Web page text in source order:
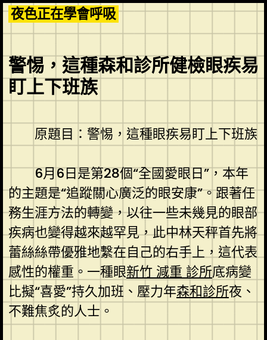
Skip
to
content
夜色正在學會呼吸
警惕，這種森和診所健檢眼疾易
盯上下班族
原題目：警惕，這種眼疾易盯上下班族
6月6日是第28個“全國愛眼日”，本年
的主題是“追蹤關心廣泛的眼安康”。跟著任
務生涯方法的轉變，以往一些未幾見的眼部
疾病也變得越來越罕見，此中林天秤首先將
蕾絲絲帶優雅地繫在自己的右手上，這代表
感性的權重。一種眼新竹 減重 診所底病變
比擬“喜愛”持久加班、壓力年森和診所夜、
不難焦炙的人士。